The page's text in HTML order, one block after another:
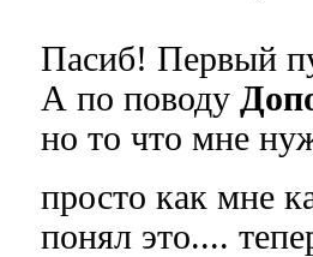
Пасиб! Первый
А по поводу
но то что мне
просто как мне
понял это....